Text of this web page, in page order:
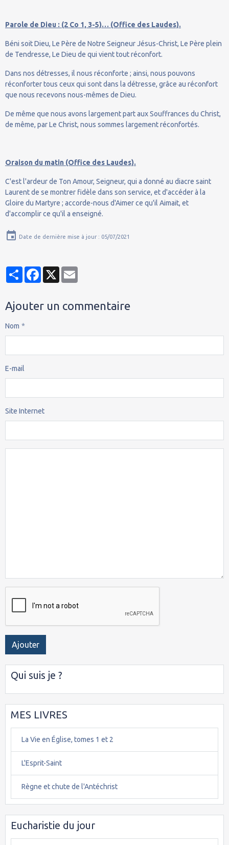
Parole de Dieu : (2 Co 1, 3-5)… (Office des Laudes).
Béni soit Dieu, Le Père de Notre Seigneur Jésus-Christ, Le Père plein
de Tendresse, Le Dieu de qui vient tout réconfort.
Dans nos détresses, il nous réconforte ; ainsi, nous pouvons
réconforter tous ceux qui sont dans la détresse, grâce au réconfort
que nous recevons nous-mêmes de Dieu.
De même que nous avons largement part aux Souffrances du Christ,
de même, par Le Christ, nous sommes largement réconfortés.
Oraison du matin (Office des Laudes).
C'est l'ardeur de Ton Amour, Seigneur, qui a donné au diacre saint
Laurent de se montrer fidèle dans son service, et d'accéder à la
Gloire du Martyre ; accorde-nous d'Aimer ce qu'il Aimait, et
d'accomplir ce qu'il a enseigné.
Date de dernière mise à jour : 05/07/2021
PartagerFacebook
X
Ajouter un commentaire
Nom
E-mail
Site Internet
Ajouter
Qui suis je ?
MES LIVRES
La Vie en Église, tomes 1 et 2
L'Esprit-Saint
Règne et chute de l'Antéchrist
Eucharistie du jour